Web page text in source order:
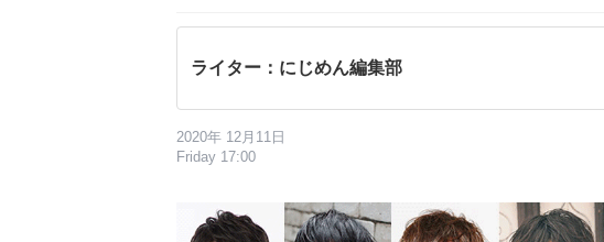
ライター：にじめん編集部
2020年 12月11日
Friday 17:00